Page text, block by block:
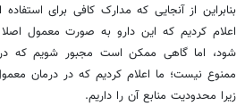
اعلام کردیم که این دارو به صورت معمول اصلا
شود، اما گاهی ممکن است مجبور شویم که
زیرا محدودیت منابع آن را داریم.